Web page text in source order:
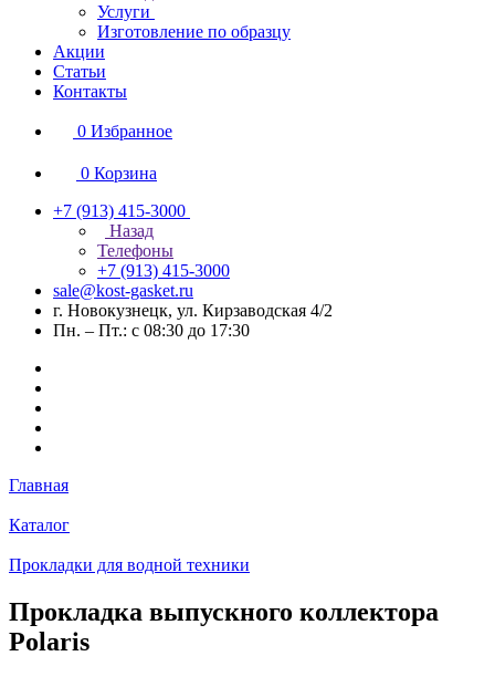
Услуги
Изготовление по образцу
Акции
Статьи
Контакты
0 Избранное
0 Корзина
+7 (913) 415-3000
Назад
Телефоны
+7 (913) 415-3000
sale@kost-gasket.ru
г. Новокузнецк, ул. Кирзаводская 4/2
Пн. – Пт.: с 08:30 до 17:30
Главная
Каталог
Прокладки для водной техники
Прокладка выпускного коллектора
Polaris